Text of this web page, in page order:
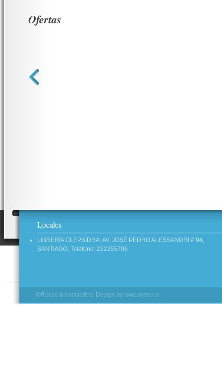
Ofertas
Locales
LIBRERÍA CLEPSIDRA: AV. JOSÉ PEDRO ALESSANDRI # 94,
SANTIAGO, Teléfono: 222255706
©Rocco & Asociados. Design by www.ryasa.cl